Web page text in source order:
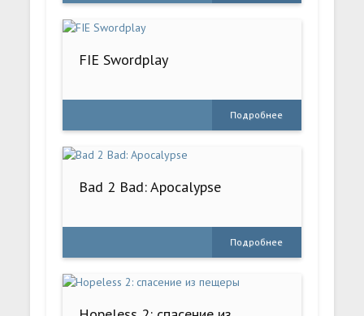
FIE Swordplay
Подробнее
Bad 2 Bad: Apocalypse
Подробнее